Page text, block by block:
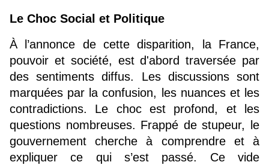
Le Choc Social et Politique
À l’annonce de cette disparition, la France,
pouvoir et société, est d'abord traversée par
des sentiments diffus. Les discussions sont
marquées par la confusion, les nuances et les
contradictions. Le choc est profond, et les
questions nombreuses. Frappé de stupeur, le
gouvernement cherche à comprendre et à
expliquer ce qui s’est passé. Ce vide